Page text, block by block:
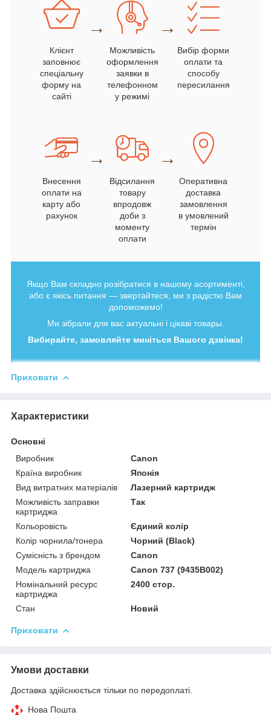
→ →
Клієнт
заповнює
спеціальну
форму на
сайті
Можливість
оформлення
заявки в
телефонном
у режимі
Вибір форми
оплати та
способу
пересилання
→ →
Внесення
оплати на
карту або
рахунок
Відсилання
товару
впродовж
доби з
моменту
оплати
Оперативна
доставка
замовлення
в умовлений
термін
Якщо Вам складно розібратися в нашому асортименті,
або є якісь питання — звертайтеся, ми з радістю Вам
допоможемо!
Ми зібрали для вас актуальні і цікаві товары.
Вибирайте, замовляйте миніться Вашого дзвінка!
Приховати
Характеристики
Основні
Виробник
Canon
Країна виробник
Японія
Вид витратних матеріалів
Лазерний картридж
Можливість заправки
картриджа
Так
Кольоровість
Єдиний колір
Колір чорнила/тонера
Чорний (Black)
Сумісність з брендом
Canon
Модель картриджа
Canon 737 (9435B002)
Номінальний ресурс
картриджа
2400 стор.
Стан Новий
Приховати
Умови доставки
Доставка здійснюється тільки по передоплаті.
Нова Пошта